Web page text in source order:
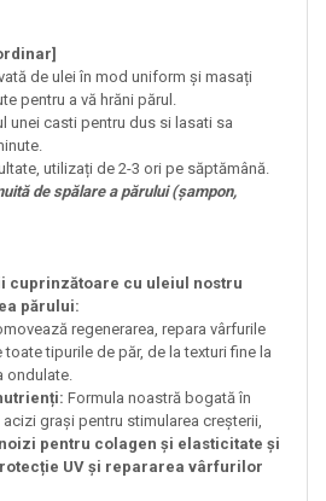
de ulei în mod uniform și masați
pentru a vă hrăni părul.
unei casti pentru dus si lasati sa
utilizați de 2-3 ori pe săptămână.
de spălare a părului (șampon,
cuprinzătoare cu uleiul nostru
părului:
regenerarea, repara vârfurile
tipurile de păr, de la texturi fine la
ondulate.
Formula noastră bogată în
grași pentru stimularea creșterii,
pentru colagen și elasticitate și
UV și repararea vârfurilor